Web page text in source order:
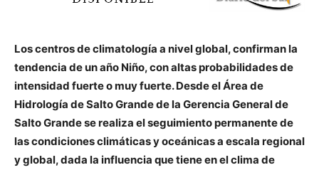
Los centros de climatología a nivel global, confirman la
tendencia de un año Niño, con altas probabilidades de
intensidad fuerte o muy fuerte. Desde el Área de
Hidrología de Salto Grande de la Gerencia General de
Salto Grande se realiza el seguimiento permanente de
las condiciones climáticas y oceánicas a escala regional
y global, dada la influencia que tiene en el clima de